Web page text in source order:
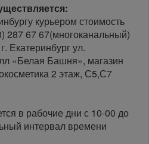
курьером стоимость
287 67 67(многоканальный)
Екатеринбург ул.
«Белая Башня», магазин
2 этаж, С5,С7
в рабочие дни с 10-00 до
интервал времени